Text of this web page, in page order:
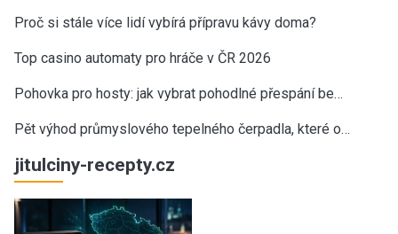
Proč si stále více lidí vybírá přípravu kávy doma?
Top casino automaty pro hráče v ČR 2026
Pohovka pro hosty: jak vybrat pohodlné přespání be…
Pět výhod průmyslového tepelného čerpadla, které o…
jitulciny-recepty.cz